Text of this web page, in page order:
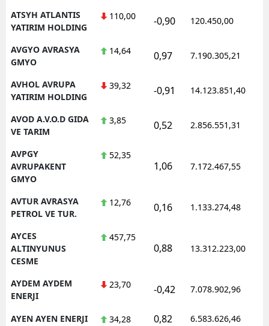
ATSYH ATLANTIS
YATIRIM HOLDING
110,00 -0,90 120.450,00
AVGYO AVRASYA
GMYO
14,64 0,97 7.190.305,21
AVHOL AVRUPA
YATIRIM HOLDING
39,32 -0,91 14.123.851,40
AVOD A.V.O.D GIDA
VE TARIM
3,85 0,52 2.856.551,31
AVPGY
AVRUPAKENT
GMYO
52,35
1,06 7.172.467,55
AVTUR AVRASYA
PETROL VE TUR.
12,76 0,16 1.133.274,48
AYCES
ALTINYUNUS
CESME
457,75
0,88 13.312.223,00
AYDEM AYDEM
ENERJI
23,70 -0,42 7.078.902,96
AYEN AYEN ENERJI 34,28 0,82 6.583.626,46